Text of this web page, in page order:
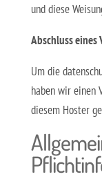
und diese
Abschluss
Um die
haben wir einen
diesem Hoster